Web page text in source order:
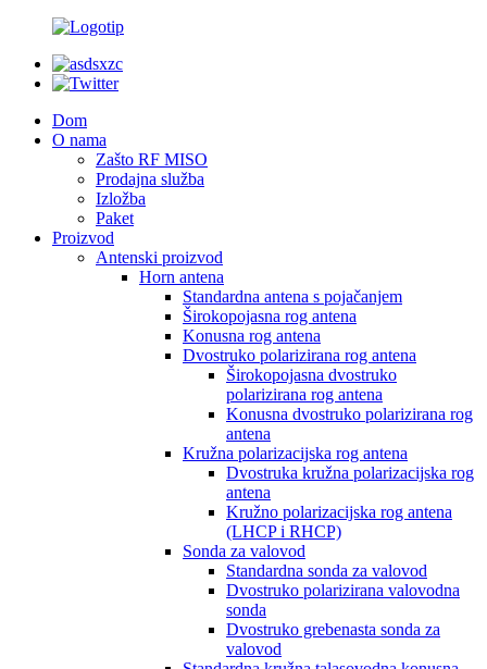
Dom
O nama
Zašto RF MISO
Prodajna služba
Izložba
Paket
Proizvod
Antenski proizvod
Horn antena
Standardna antena s pojačanjem
Širokopojasna rog antena
Konusna rog antena
Dvostruko polarizirana rog antena
Širokopojasna dvostruko
polarizirana rog antena
Konusna dvostruko polarizirana rog
antena
Kružna polarizacijska rog antena
Dvostruka kružna polarizacijska rog
antena
Kružno polarizacijska rog antena
(LHCP i RHCP)
Sonda za valovod
Standardna sonda za valovod
Dvostruko polarizirana valovodna
sonda
Dvostruko grebenasta sonda za
valovod